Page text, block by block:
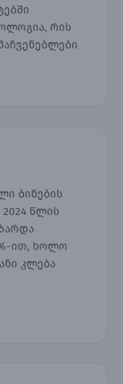
რის
ბინების
წლის
ით, ხოლო
კლება